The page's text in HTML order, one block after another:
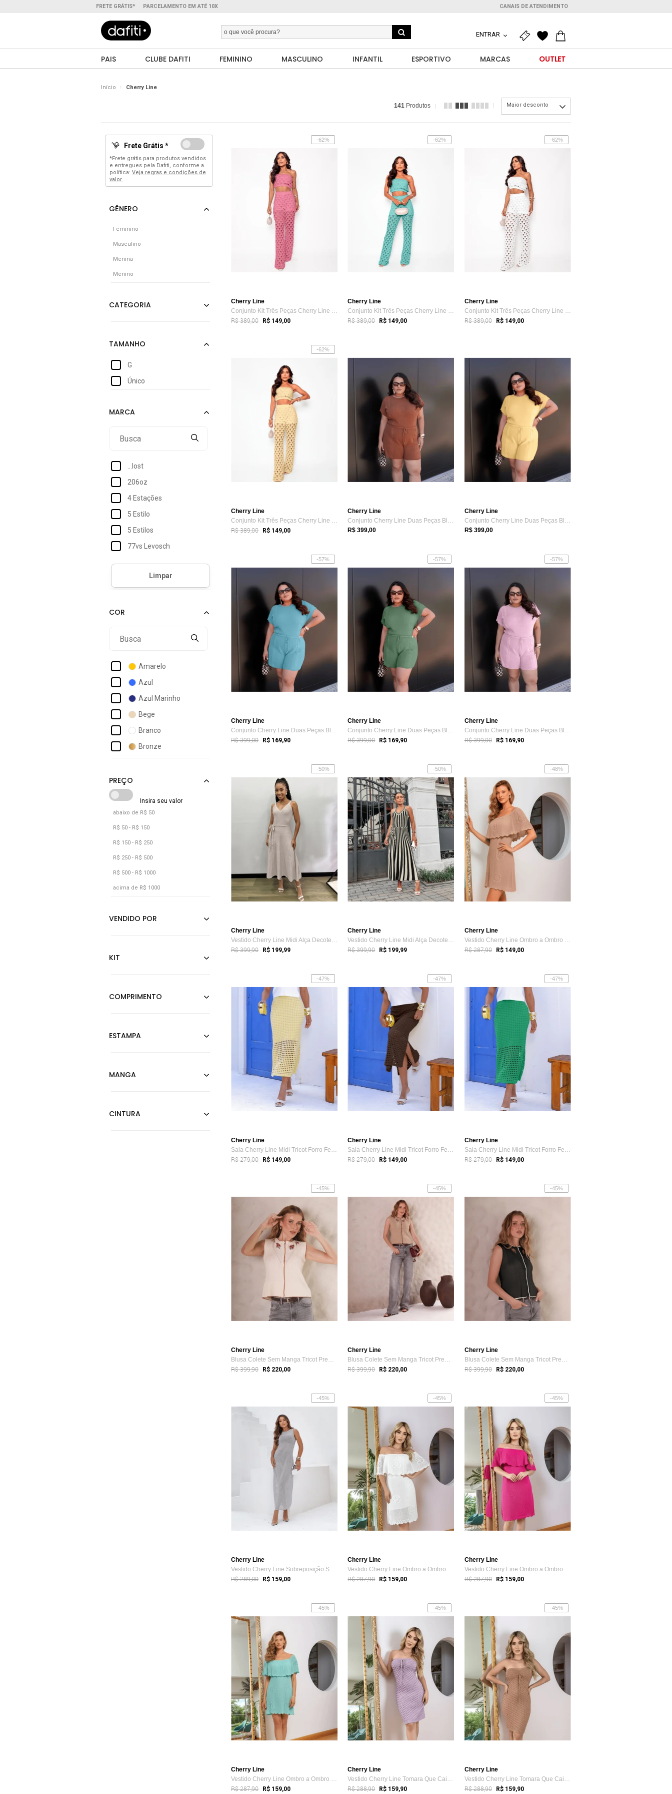
FRETE GRÁTIS* PARCELAMENTO EM ATÉ 10X CANAIS DE ATENDIMENTO
ENTRAR
PAIS CLUBE DAFITI FEMININO MASCULINO INFANTIL ESPORTIVO MARCAS OUTLET
Início Cherry Line
141 Produtos Maior desconto
Frete Grátis *
*Frete grátis para produtos vendidos
e entregues pela Dafiti, conforme a
política: Veja regras e condições de
valor.
Feminino
Masculino
Menina
Menino
G
Único
...lost
206oz
4 Estações
5 Estilo
5 Estilos
77vs Levosch
Accona
Acostamento
Activitta
Amarelo
Azul
Azul Marinho
Bege
Branco
Bronze
Cobre
Coral
Dourado
Laranja
Lilás
Listra
Nude
abaixo de R$ 50
R$ 50 - R$ 150
R$ 150 - R$ 250
R$ 250 - R$ 500
R$ 500 - R$ 1000
acima de R$ 1000
-62%
Cherry Line
Conjunto Kit Três Peças Cherry Line Top ...
R$ 389,00 R$ 149,00
-62%
Cherry Line
Conjunto Kit Três Peças Cherry Line Top ...
R$ 389,00 R$ 149,00
-62%
Cherry Line
Conjunto Kit Três Peças Cherry Line Top ...
R$ 389,00 R$ 149,00
-62%
Cherry Line
Conjunto Kit Três Peças Cherry Line Top ...
R$ 389,00 R$ 149,00
Cherry Line
Conjunto Cherry Line Duas Peças Blusa Ma...
R$ 399,00
Cherry Line
Conjunto Cherry Line Duas Peças Blusa Ma...
R$ 399,00
-57%
Cherry Line
Conjunto Cherry Line Duas Peças Blusa Ma...
R$ 399,00 R$ 169,90
-57%
Cherry Line
Conjunto Cherry Line Duas Peças Blusa Ma...
R$ 399,00 R$ 169,90
-57%
Cherry Line
Conjunto Cherry Line Duas Peças Blusa Ma...
R$ 399,00 R$ 169,90
-50%
Cherry Line
Vestido Cherry Line Midi Alça Decote Tri...
R$ 399,90 R$ 199,99
-50%
Cherry Line
Vestido Cherry Line Midi Alça Decote Tri...
R$ 399,90 R$ 199,99
-48%
Cherry Line
Vestido Cherry Line Ombro a Ombro Cigani...
R$ 287,90 R$ 149,00
-47%
Cherry Line
Saia Cherry Line Midi Tricot Forro Femin...
R$ 279,00 R$ 149,00
-47%
Cherry Line
Saia Cherry Line Midi Tricot Forro Femin...
R$ 279,00 R$ 149,00
-47%
Cherry Line
Saia Cherry Line Midi Tricot Forro Femin...
R$ 279,00 R$ 149,00
-45%
Cherry Line
Blusa Colete Sem Manga Tricot Premium Bi...
R$ 399,90 R$ 220,00
-45%
Cherry Line
Blusa Colete Sem Manga Tricot Premium Bi...
R$ 399,90 R$ 220,00
-45%
Cherry Line
Blusa Colete Sem Manga Tricot Premium Bi...
R$ 399,90 R$ 220,00
-45%
Cherry Line
Vestido Cherry Line Sobreposição Saída T...
R$ 289,00 R$ 159,00
-45%
Cherry Line
Vestido Cherry Line Ombro a Ombro Cigani...
R$ 287,90 R$ 159,00
-45%
Cherry Line
Vestido Cherry Line Ombro a Ombro Cigani...
R$ 287,90 R$ 159,00
-45%
Cherry Line
Vestido Cherry Line Ombro a Ombro Cigani...
R$ 287,90 R$ 159,00
-45%
Cherry Line
Vestido Cherry Line Tomara Que Caia Tric...
R$ 288,90 R$ 159,90
-45%
Cherry Line
Vestido Cherry Line Tomara Que Caia Tric...
R$ 288,90 R$ 159,90